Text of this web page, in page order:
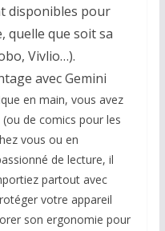
disponibles pour
quelle que soit sa
Vivlio…).
avec Gemini
en main, vous avez
de comics pour les
vous ou en
de lecture, il
partout avec
votre appareil
son ergonomie pour